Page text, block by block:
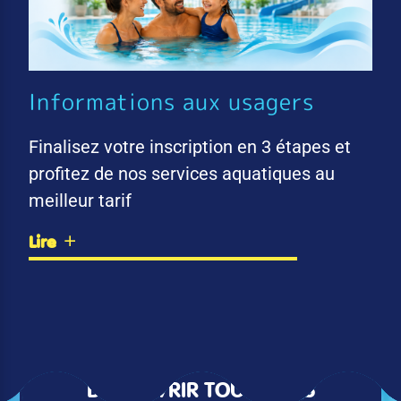
Informations aux usagers
Finalisez votre inscription en 3 étapes et
profitez de nos services aquatiques au
meilleur tarif
Lire
DÉCOUVRIR TOUTES LES